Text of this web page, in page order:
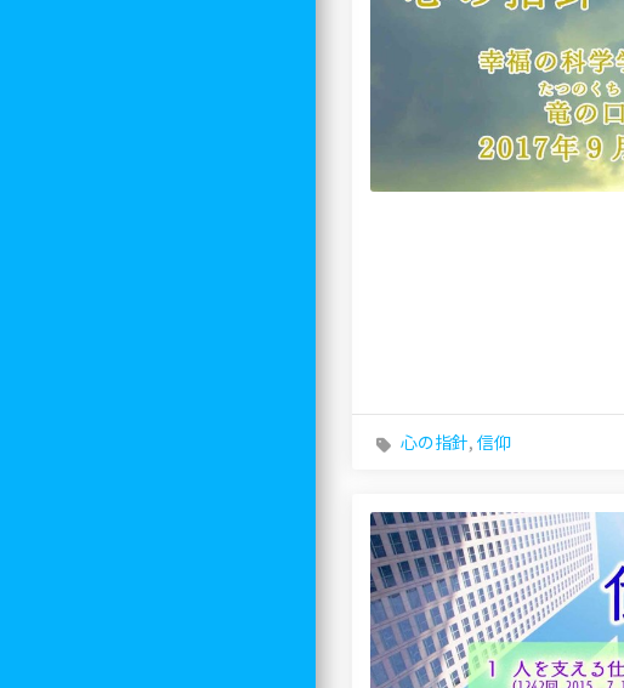
心の指針, 信仰